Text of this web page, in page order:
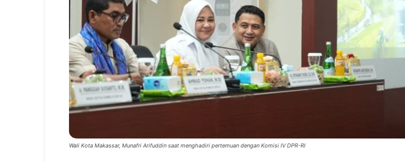
Wali Kota Makassar, Munafri Arifuddin saat menghadiri pertemuan dengan Komisi IV DPR-RI